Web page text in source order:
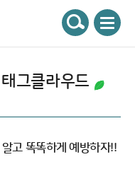
검색
그클라우드
고 똑똑하게 예방하자!!